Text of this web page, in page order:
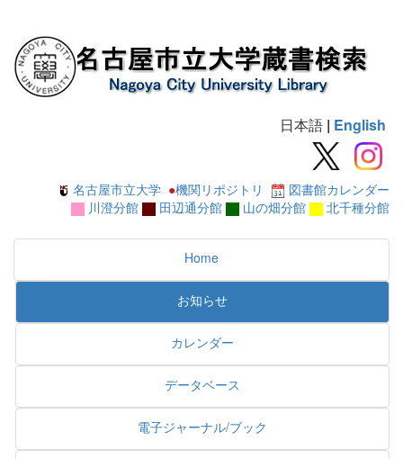
日本語 | English
名古屋市立大学 ●機関リポジトリ
図書館カレンダー
川澄分館
田辺通分館 山の畑分館 北千種分館
Home
お知らせ
カレンダー
データベース
電子ジャーナル/ブック